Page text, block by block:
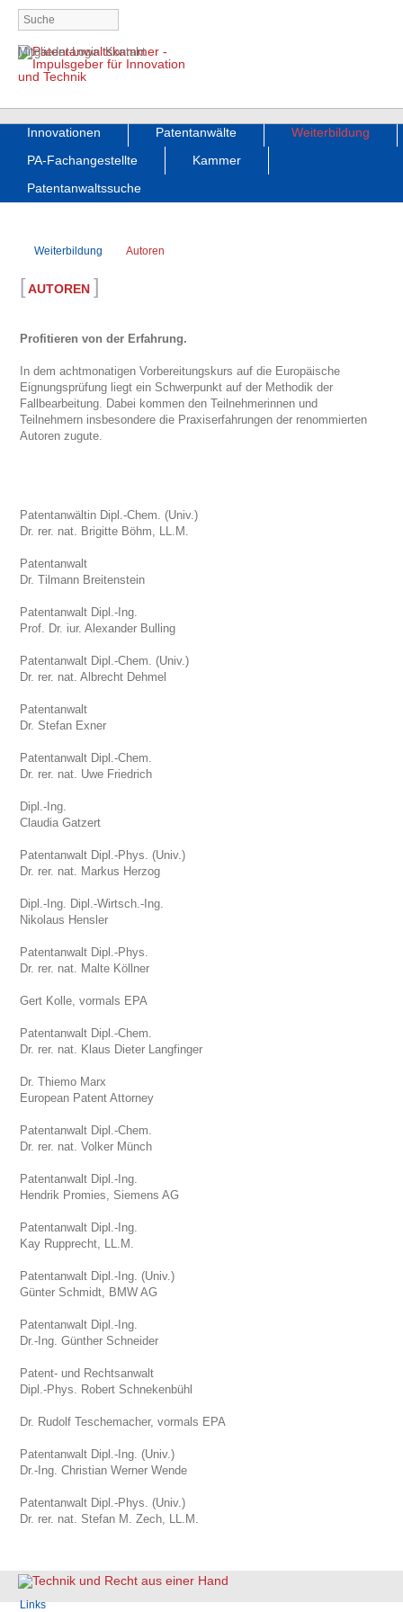
Navigation
überspringen
Mitglieder-Login Kontakt
Navigation
überspringen
Innovationen Patentanwälte
Weiterbildung
PA-Fachangestellte
Kammer
Patentanwaltssuche
Weiterbildung Autoren
[AUTOREN ]
Profitieren von der Erfahrung.
In dem achtmonatigen Vorbereitungskurs auf die Europäische
Eignungsprüfung liegt ein Schwerpunkt auf der Methodik der
Fallbearbeitung. Dabei kommen den Teilnehmerinnen und
Teilnehmern insbesondere die Praxiserfahrungen der renommierten
Autoren zugute.
Patentanwältin Dipl.-Chem. (Univ.)
Dr. rer. nat. Brigitte Böhm, LL.M.
Patentanwalt
Dr. Tilmann Breitenstein
Patentanwalt Dipl.-Ing.
Prof. Dr. iur. Alexander Bulling
Patentanwalt Dipl.-Chem. (Univ.)
Dr. rer. nat. Albrecht Dehmel
Patentanwalt
Dr. Stefan Exner
Patentanwalt Dipl.-Chem.
Dr. rer. nat. Uwe Friedrich
Dipl.-Ing.
Claudia Gatzert
Patentanwalt Dipl.-Phys. (Univ.)
Dr. rer. nat. Markus Herzog
Dipl.-Ing. Dipl.-Wirtsch.-Ing.
Nikolaus Hensler
Patentanwalt Dipl.-Phys.
Dr. rer. nat. Malte Köllner
Gert Kolle, vormals EPA
Patentanwalt Dipl.-Chem.
Dr. rer. nat. Klaus Dieter Langfinger
Dr. Thiemo Marx
European Patent Attorney
Patentanwalt Dipl.-Chem.
Dr. rer. nat. Volker Münch
Patentanwalt Dipl.-Ing.
Hendrik Promies, Siemens AG
Patentanwalt Dipl.-Ing.
Kay Rupprecht, LL.M.
Patentanwalt Dipl.-Ing. (Univ.)
Günter Schmidt, BMW AG
Patentanwalt Dipl.-Ing.
Dr.-Ing. Günther Schneider
Patent- und Rechtsanwalt
Dipl.-Phys. Robert Schnekenbühl
Dr. Rudolf Teschemacher, vormals EPA
Patentanwalt Dipl.-Ing. (Univ.)
Dr.-Ing. Christian Werner Wende
Patentanwalt Dipl.-Phys. (Univ.)
Dr. rer. nat. Stefan M. Zech, LL.M.
Navigation
Links